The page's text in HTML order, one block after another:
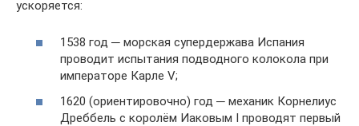
ускоряется:
1538 год ─ морская супердержава Испания
проводит испытания подводного колокола при
императоре Карле V;
1620 (ориентировочно) год ─ механик Корнелиус
Дреббель с королём Иаковым I проводят первый